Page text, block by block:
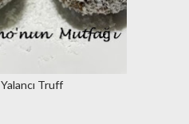
Yalancı Truff